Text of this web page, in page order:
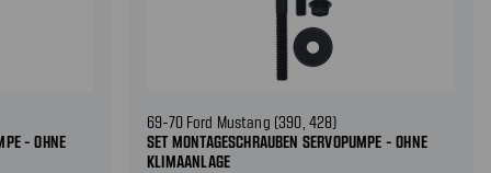
- OHNE
69-70 Ford Mustang (390, 428)
SET MONTAGESCHRAUBEN SERVOPUMPE - OHNE
KLIMAANLAGE